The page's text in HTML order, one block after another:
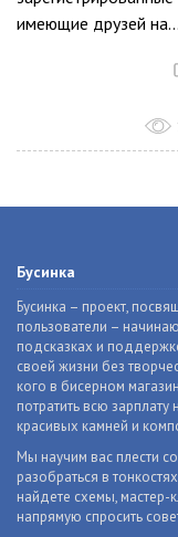
имеющие друзей на...
Бусинка
Бусинка – проект,
пользователи –
подсказках и
своей жизни без
кого в бисерном
потратить всю
красивых камней и
Мы научим вас плести
разобраться в
найдете схемы, мастер-
напрямую спросить